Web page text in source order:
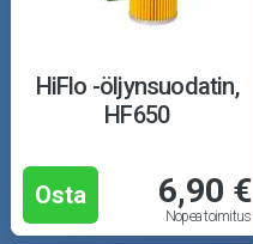
HiFlo -öljynsuodatin,
HF650
Osta 6,90 €
Nopea toimitus